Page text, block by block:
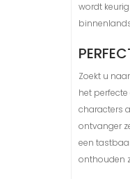
wordt
Zoekt u
het
characters
ontvanger
een
onthouden